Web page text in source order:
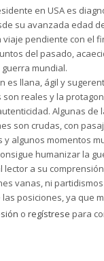
en USA es
su avanzada edad
pendiente con el
del pasado,
mundial.
es llana, ágil y
reales y la
Algunas de
son crudas, con
y algunos momentos
humanizar la
lector a su
vanas, ni
posiciones, ya que
la guerra y la situación
o regístrese para